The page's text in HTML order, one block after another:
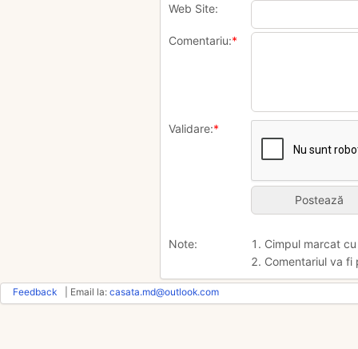
Web Site:
Comentariu:*
Validare:*
Note:
1. Cimpul marcat
2. Comentariul va
Feedback | Email la: casata.md@outlook.com